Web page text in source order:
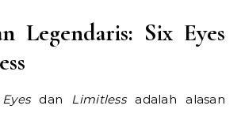
Legendaris: Six Eyes
dan Limitlessadalah alasan